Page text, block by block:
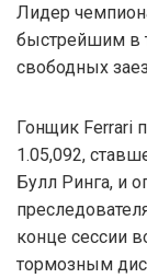
Лидер
быстрейшим в
свободных
Гонщик Ferrari
1.05,092,
Булл Ринга, и
конце сессии
тормозным